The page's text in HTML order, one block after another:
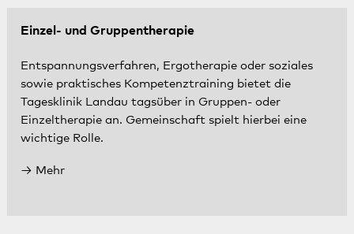
Einzel- und Gruppentherapie
Entspannungsverfahren, Ergotherapie oder soziales
sowie praktisches Kompetenztraining bietet die
Tagesklinik Landau tagsüber in Gruppen- oder
Einzeltherapie an. Gemeinschaft spielt hierbei eine
wichtige Rolle.
Mehr